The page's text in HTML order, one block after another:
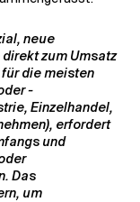
neue
zum Umsatz
die meisten
-
Einzelhandel,
erfordert
und
Das
um